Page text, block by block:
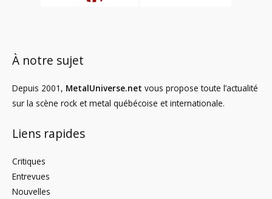
À notre sujet
Depuis 2001, MetalUniverse.net vous propose toute l’actualité
sur la scène rock et metal québécoise et internationale.
Liens rapides
Critiques
Entrevues
Nouvelles